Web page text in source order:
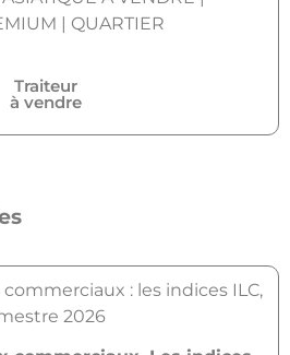
Traiteur
à vendre